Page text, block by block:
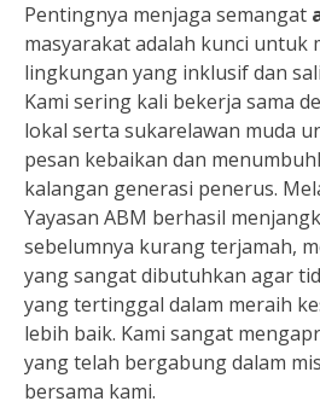
Pentingnya menjaga semangat
masyarakat adalah kunci untuk
lingkungan yang inklusif dan
Kami sering kali bekerja sama
lokal serta sukarelawan muda
pesan kebaikan dan
kalangan generasi penerus.
Yayasan ABM berhasil
sebelumnya kurang terjamah,
yang sangat dibutuhkan agar
yang tertinggal dalam meraih
lebih baik. Kami sangat
yang telah bergabung dalam
bersama kami.